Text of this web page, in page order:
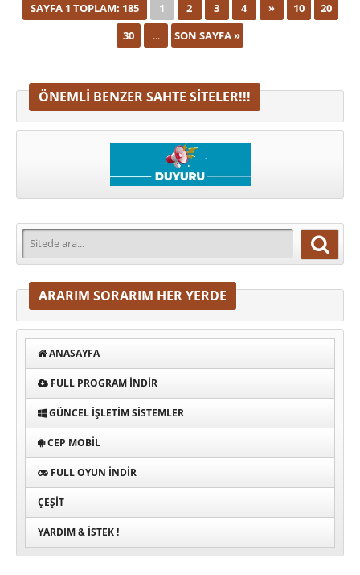
SAYFA 1 TOPLAM: 185 1 2 3 4 » 10
20
30
... SON SAYFA »
ÖNEMLI BENZER SAHTE SITELER!!!
ARARIM SORARIM HER YERDE
ANASAYFA
FULL PROGRAM INDIR
GÜNCEL İŞLETIM SISTEMLER
CEP MOBIL
FULL OYUN İNDIR
ÇEŞIT
YARDIM & İSTEK !